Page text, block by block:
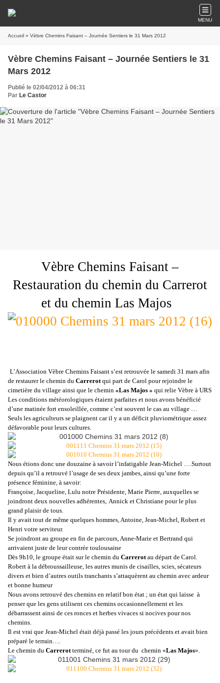
MENU
Accueil » Vèbre Chemins Faisant – Journée Sentiers le 31 Mars 2012
Vèbre Chemins Faisant – Journée Sentiers le 31
Mars 2012
Publié le 02/04/2012 à 06:31
Par Le Castor
Vèbre Chemins Faisant –
Restauration du chemin du Carrerot
et du chemin Las Majos
L’Association Vèbre Chemins Faisant s’est retrouvée le samedi 31 mars afin
de restaurer le chemin du Carrerotqui part de Carol pour rejoindre le
cimetière du village ainsi que le chemin «Las Majos » qui relie Vèbre à URS
Les conditions météorologiques étaient parfaites et nous avons bénéficié
d’une matinée fort ensoleillée, comme c’est souvent le cas au village …
Seuls les agriculteurs se plaignent car il y a un déficit pluviométrique assez
défavorable pour leurs cultures.
Nous étions donc une douzaine à savoir l’infatigable Jean-Michel ….Surtout
depuis qu’il a retrouvé l’usage de ses deux jambes, ainsi qu’une forte
présence féminine, à savoir:
Françoise, Jacqueline, Lulu notre Présidente, Marie Pierre, auxquelles se
joindront deux nouvelles adhérentes, Annick et Christiane pour le plus
grand plaisir de tous.
Il y avait tout de même quelques hommes, Antoine, Jean-Michel, Robert et
Henri votre serviteur.
Se joindront au groupe en fin de parcours, Anne-Marie et Bertrand qui
arrivaient juste de leur contrée toulousaine
Dès 9h10, le groupe était sur le chemin du Carrerotau départ de Carol.
Robert à la débroussailleuse, les autres munis de cisailles, scies, sécateurs
divers et bien d’autres outils tranchants s’attaquèrent au chemin avec ardeur
et bonne humeur
Nous avons retrouvé des chemins en relatif bon état ; un état qui laisse à
penser que les gens utilisent ces chemins occasionnellement et les
débarrassent ainsi de ces ronces et herbes vivaces si nocives pour nos
chemins.
Il est vrai que Jean-Michel était déjà passé les jours précédents et avait bien
préparé le terrain….
Le chemin du Carrerotterminé, ce fut au tour du chemin «Las Majos».